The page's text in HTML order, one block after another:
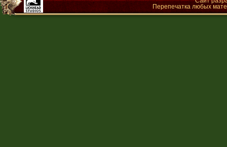
Перепечатка любых